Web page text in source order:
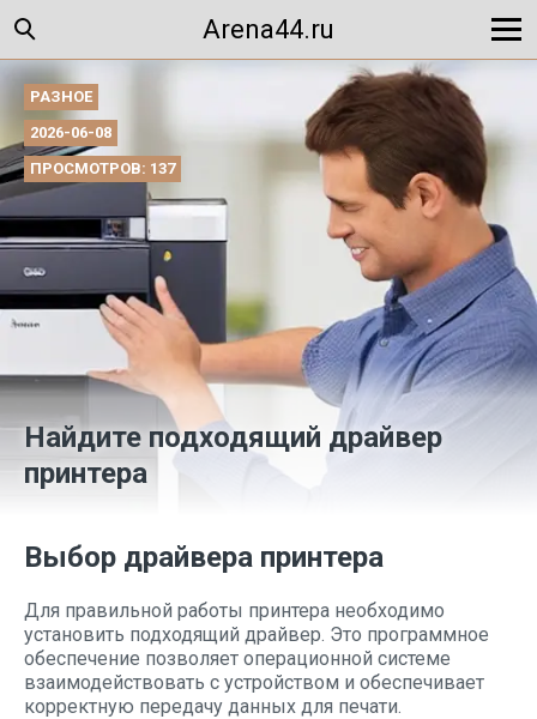
Arena44.ru
РАЗНОЕ
2026-06-08
ПРОСМОТРОВ: 137
Найдите подходящий драйвер
принтера
Выбор драйвера принтера
Для правильной работы принтера необходимо
установить подходящий драйвер. Это программное
обеспечение позволяет операционной системе
взаимодействовать с устройством и обеспечивает
корректную передачу данных для печати.